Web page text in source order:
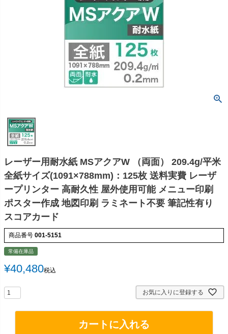
レーザー用耐水紙 MSアクアW （両面） 209.4g/平米
全紙サイズ(1091×788mm)：125枚 送料実費 レーザ
ープリンター 高耐久性 屋外使用可能 メニュー印刷
ポスター作成 地図印刷 ラミネート不要 筆記性有り
スコアカード
商品番号 001-5151
常備在庫品
¥40,480税込
お気に入りに登録する
カートに入れる